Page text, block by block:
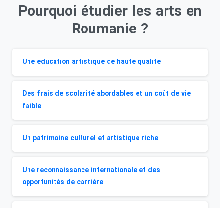
Pourquoi étudier les arts en
Roumanie ?
Une éducation artistique de haute qualité
Des frais de scolarité abordables et un coût de vie
faible
Un patrimoine culturel et artistique riche
Une reconnaissance internationale et des
opportunités de carrière